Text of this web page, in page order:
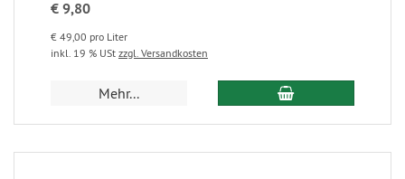
€ 9,80
€ 49,00 pro Liter
inkl. 19 % USt zzgl. Versandkosten
Mehr...